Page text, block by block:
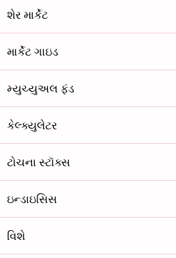
શેર માર્કેટ
માર્કેટ ગાઇડ
મ્યુચ્યુઅલ ફંડ
કેલ્ક્યુલેટર
ટોચના સ્ટૉક્સ
ઇન્ડાઇસિસ
વિશે